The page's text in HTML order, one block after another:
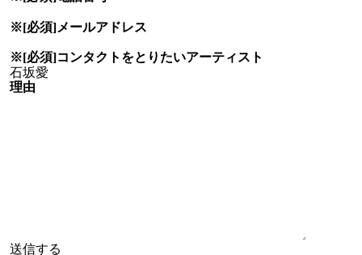
※[必須]メールアドレス
※[必須]コンタクトをとりたいアーティスト
理由